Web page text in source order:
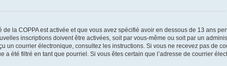
la COPPA est activée et que vous avez spécifié avoir en dessous de 13 ans
inscriptions doivent être activées, soit par vous-même ou soit par un
courrier électronique, consultez les instructions. Si vous ne recevez pas de
été filtré en tant que pourriel. Si vous êtes certain que l’adresse de courrier